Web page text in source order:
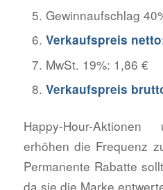
Gewinnaufschlag
Verkaufspreis
MwSt. 19%: 1,86 €
Verkaufspreis
Happy-Hour-
erhöhen die Frequenz
Permanente Rabatte
da sie die Marke